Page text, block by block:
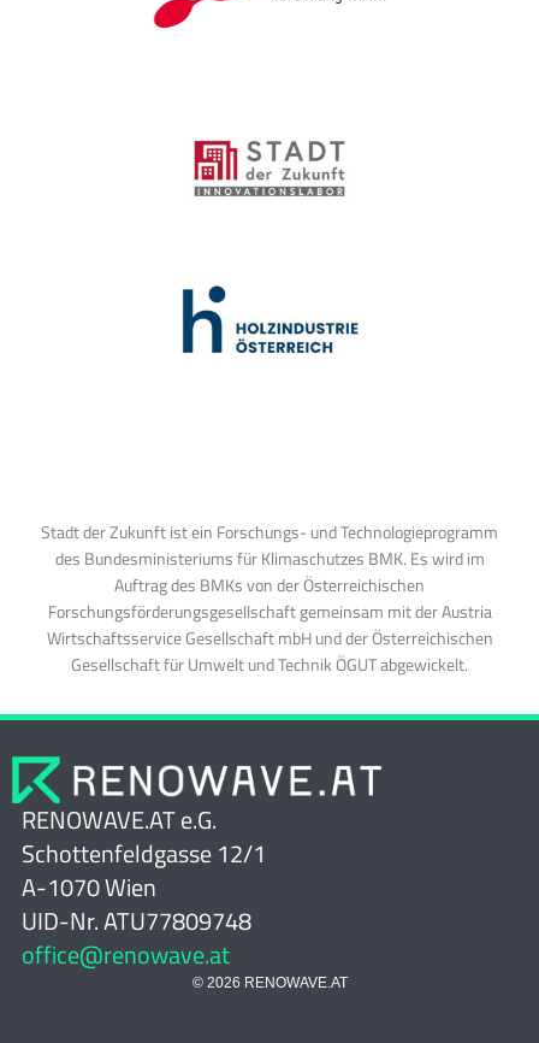
Stadt der Zukunft ist ein Forschungs- und Technologieprogramm
des Bundesministeriums für Klimaschutzes BMK. Es wird im
Auftrag des BMKs von der Österreichischen
Forschungsförderungsgesellschaft gemeinsam mit der Austria
Wirtschaftsservice Gesellschaft mbH und der Österreichischen
Gesellschaft für Umwelt und Technik ÖGUT abgewickelt.
RENOWAVE.AT e.G.
Schottenfeldgasse 12/1
A-1070 Wien
UID-Nr. ATU77809748
office@renowave.at
© 2026 RENOWAVE.AT